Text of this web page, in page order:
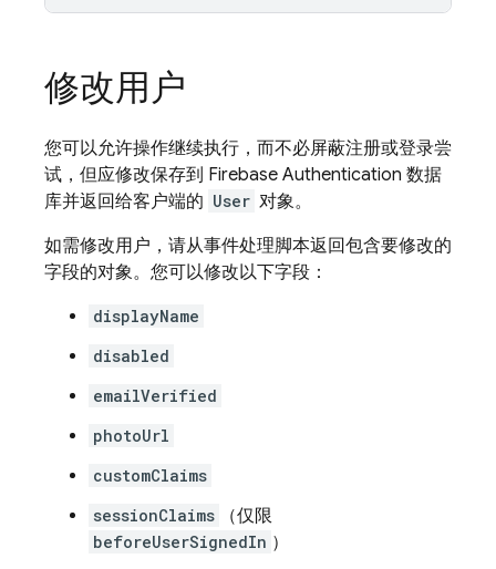
修改用户
您可以允许操作继续执行，而不必屏蔽注册或登录尝
试，但应修改保存到 Firebase Authentication 数据
库并返回给客户端的 User 对象。
如需修改用户，请从事件处理脚本返回包含要修改的
字段的对象。您可以修改以下字段：
displayName
disabled
emailVerified
photoUrl
customClaims
sessionClaims
（仅限
beforeUserSignedIn ）